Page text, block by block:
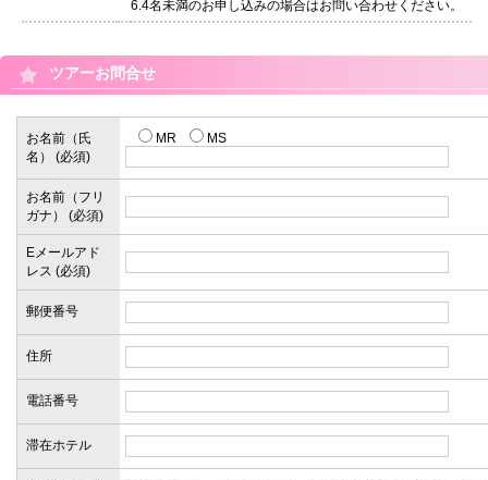
6.4名未満のお申し込みの場合はお問い合わせください。
ツアーお問合せ
お名前（氏
名） (必須)
MR MS
お名前（フリ
ガナ） (必須)
Eメールアド
レス (必須)
郵便番号
住所
電話番号
滞在ホテル